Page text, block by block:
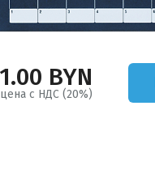
BYN
цена с НДС (20%)